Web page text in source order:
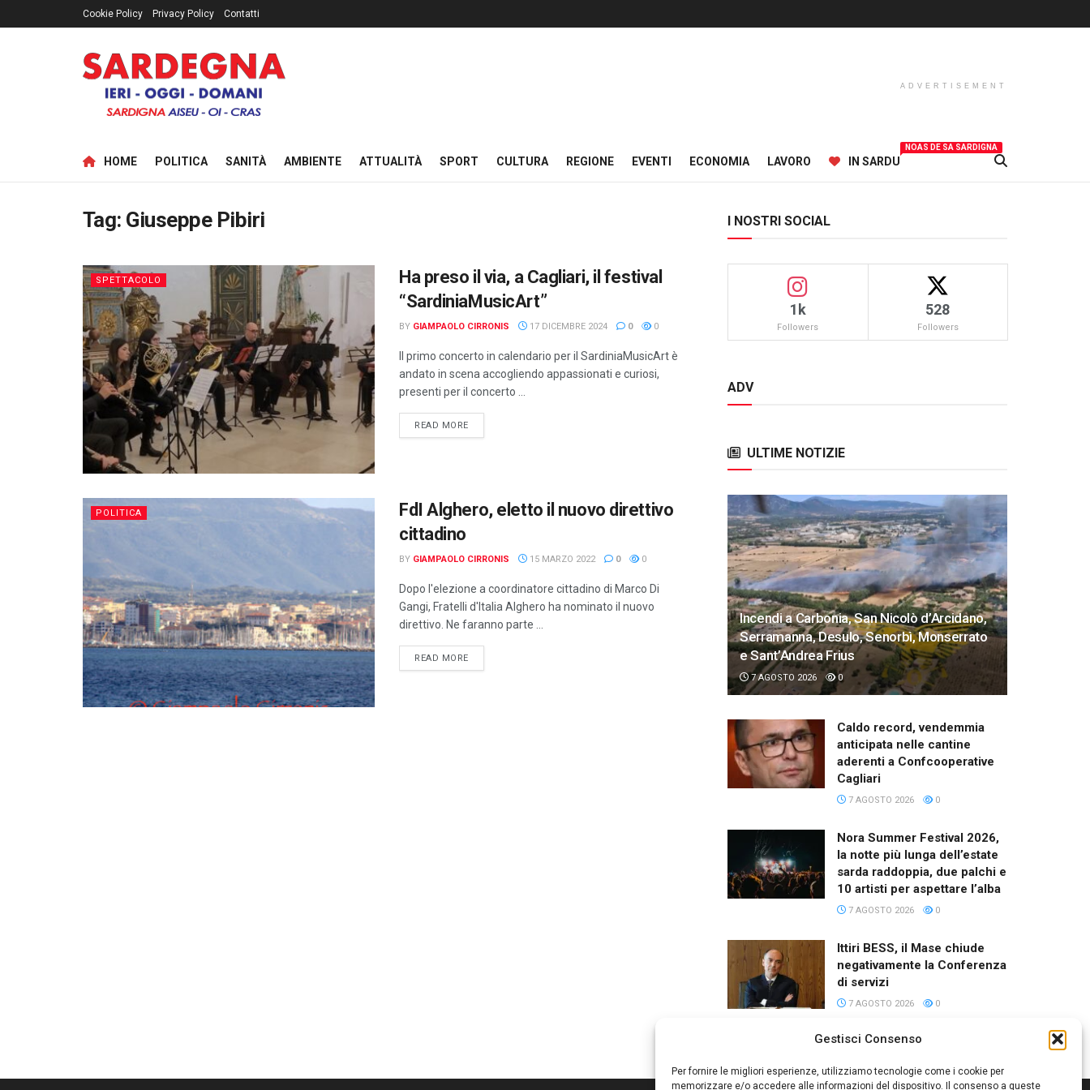
Gestisci Consenso
Per fornire le migliori esperienze, utilizziamo tecnologie come i cookie per
memorizzare e/o accedere alle informazioni del dispositivo. Il consenso a queste
Cookie Policy Privacy Policy Contatti
ADVERTISEMENT
HOME POLITICA SANITÀ AMBIENTE ATTUALITÀ SPORT CULTURA REGIONE EVENTI ECONOMIA LAVORO IN SARDU
NOAS DE SA SARDIGNA
Tag: Giuseppe Pibiri
SPETTACOLO
Ha preso il via, a Cagliari, il festival
“SardiniaMusicArt”
BY GIAMPAOLO CIRRONIS 17 DICEMBRE 2024 0 0
Il primo concerto in calendario per il SardiniaMusicArt è
andato in scena accogliendo appassionati e curiosi,
presenti per il concerto ...
READ MOREDETAILS
POLITICA
FdI Alghero, eletto il nuovo direttivo
cittadino
BY GIAMPAOLO CIRRONIS 15 MARZO 2022 0 0
Dopo l'elezione a coordinatore cittadino di Marco Di
Gangi, Fratelli d'Italia Alghero ha nominato il nuovo
direttivo. Ne faranno parte ...
READ MOREDETAILS
I NOSTRI SOCIAL
1k
Followers
528
Followers
ADV
ULTIME NOTIZIE
Incendi a Carbonia, San Nicolò d’Arcidano,
Serramanna, Desulo, Senorbì, Monserrato
e Sant’Andrea Frius
7 AGOSTO 2026 0
Caldo record, vendemmia
anticipata nelle cantine
aderenti a Confcooperative
Cagliari
7 AGOSTO 2026 0
Nora Summer Festival 2026,
la notte più lunga dell’estate
sarda raddoppia, due palchi e
10 artisti per aspettare l’alba
7 AGOSTO 2026 0
Ittiri BESS, il Mase chiude
negativamente la Conferenza
di servizi
7 AGOSTO 2026 0